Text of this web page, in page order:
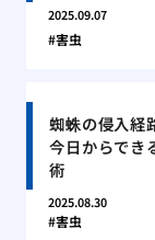
2025.09.07
害虫
蜘蛛の侵入経
今日からでき
術
2025.08.30
害虫